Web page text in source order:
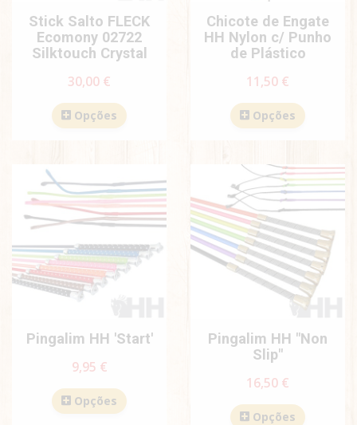
Stick Salto FLECK
Ecomony 02722
Silktouch Crystal
30,00 €
Opções
Chicote de Engate
HH Nylon c/ Punho
de Plástico
11,50 €
Opções
Pingalim HH 'Start'
9,95 €
Opções
Pingalim HH "Non
Slip"
16,50 €
Opções